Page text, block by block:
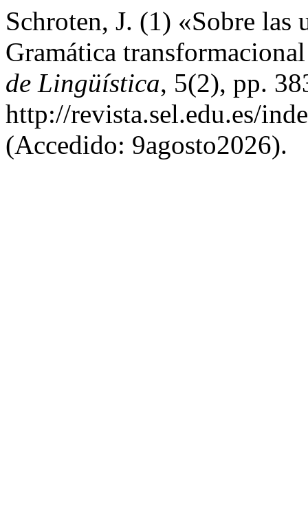
Schroten, J. (1) «Sobre las
Gramática
de Lingüística, 5(2), pp.
http://revista.sel.edu.es/
(Accedido: 9agosto2026).